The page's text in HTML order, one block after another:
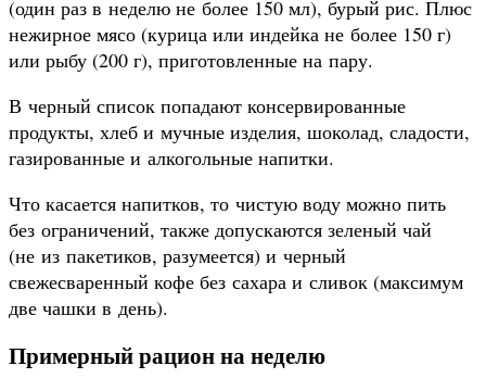
(один раз в неделю не более 150 мл), бурый рис. Плюс
нежирное мясо (курица или индейка не более 150 г)
или рыбу (200 г), приготовленные на пару.
В черный список попадают консервированные
продукты, хлеб и мучные изделия, шоколад, сладости,
газированные и алкогольные напитки.
Что касается напитков, то чистую воду можно пить
без ограничений, также допускаются зеленый чай
(не из пакетиков, разумеется) и черный
свежесваренный кофе без сахара и сливок (максимум
две чашки в день).
Примерный рацион на неделю